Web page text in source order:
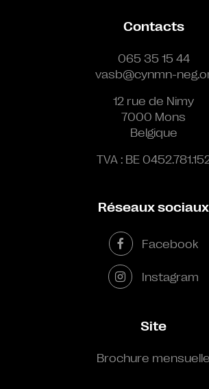
Contacts
065 35 15 44
vasb@cynmn-
12 rue de Nimy
7000 Mons
Belgique
TVA : BE
Réseaux sociaux
Facebook
Instagram
Site
Brochure mensuelle